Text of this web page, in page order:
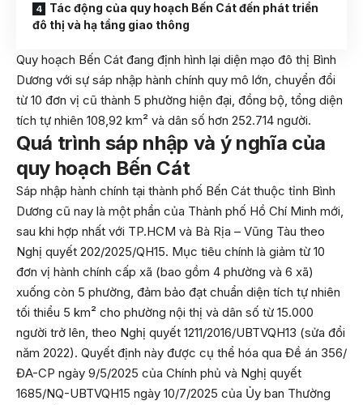
Tác động của quy hoạch Bến Cát đến phát triển
đô thị và hạ tầng giao thông
Quy hoạch Bến Cát đang định hình lại diện mạo đô thị Bình
Dương với sự sáp nhập hành chính quy mô lớn, chuyển đổi
từ 10 đơn vị cũ thành 5 phường hiện đại, đồng bộ, tổng diện
tích tự nhiên 108,92 km² và dân số hơn 252.714 người.
Quá trình sáp nhập và ý nghĩa của
quy hoạch Bến Cát
Sáp nhập hành chính tại thành phố Bến Cát thuộc tỉnh Bình
Dương cũ nay là một phần của Thành phố Hồ Chí Minh mới,
sau khi hợp nhất với TP.HCM và Bà Rịa – Vũng Tàu theo
Nghị quyết 202/2025/QH15. Mục tiêu chính là giảm từ 10
đơn vị hành chính cấp xã (bao gồm 4 phường và 6 xã)
xuống còn 5 phường, đảm bảo đạt chuẩn diện tích tự nhiên
tối thiểu 5 km² cho phường nội thị và dân số từ 15.000
người trở lên, theo Nghị quyết 1211/2016/UBTVQH13 (sửa đổi
năm 2022). Quyết định này được cụ thể hóa qua Đề án 356/
ĐA-CP ngày 9/5/2025 của Chính phủ và Nghị quyết
1685/NQ-UBTVQH15 ngày 10/7/2025 của Ủy ban Thường